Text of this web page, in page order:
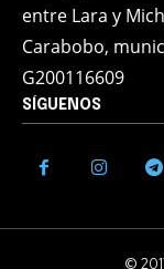
entre Lara y
Carabobo,
G200116609
SÍGUENOS
©